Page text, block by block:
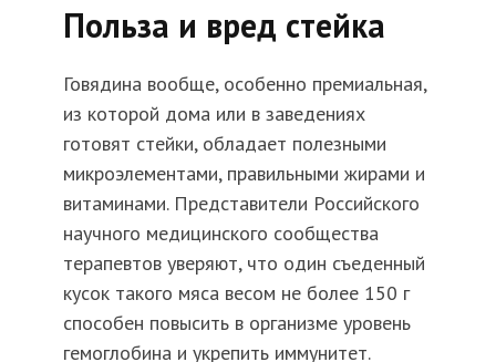
Польза и вред стейка
Говядина вообще, особенно премиальная,
из которой дома или в заведениях
готовят стейки, обладает полезными
микроэлементами, правильными жирами и
витаминами. Представители Российского
научного медицинского сообщества
терапевтов уверяют, что один съеденный
кусок такого мяса весом не более 150 г
способен повысить в организме уровень
гемоглобина и укрепить иммунитет.